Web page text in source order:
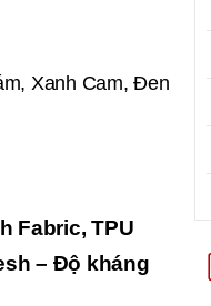
Xanh Cam, Đen
Fabric, TPU
– Độ kháng